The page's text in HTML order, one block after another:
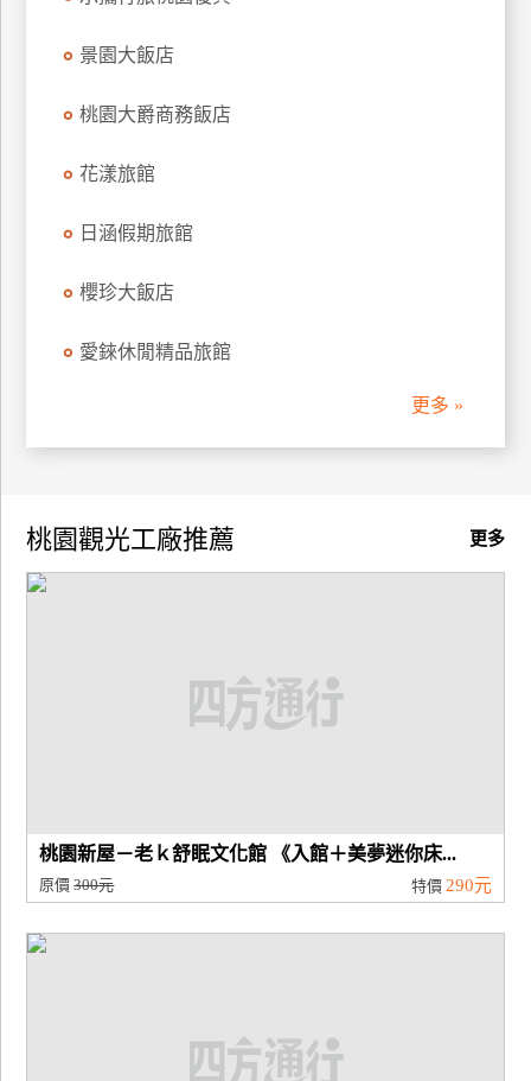
廠
劃
品
景園大飯店
桃園大爵商務飯店
花漾旅館
日涵假期旅館
櫻珍大飯店
愛錸休閒精品旅館
更多 »
更多
桃園觀光工廠推薦
桃園新屋－老ｋ舒眠文化館 《入館＋美夢迷你床...
原價300元 特價 290元